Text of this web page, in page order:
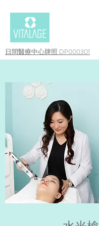
日間醫療中心牌照 DP000301